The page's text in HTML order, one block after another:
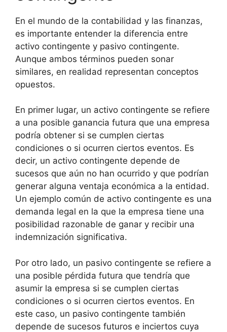
En el mundo de la contabilidad y las finanzas,
es importante entender la diferencia entre
activo contingente y pasivo contingente.
Aunque ambos términos pueden sonar
similares, en realidad representan conceptos
opuestos.
En primer lugar, un activo contingente se refiere
a una posible ganancia futura que una empresa
podría obtener si se cumplen ciertas
condiciones o si ocurren ciertos eventos. Es
decir, un activo contingente depende de
sucesos que aún no han ocurrido y que podrían
generar alguna ventaja económica a la entidad.
Un ejemplo común de activo contingente es una
demanda legal en la que la empresa tiene una
posibilidad razonable de ganar y recibir una
indemnización significativa.
Por otro lado, un pasivo contingente se refiere a
una posible pérdida futura que tendría que
asumir la empresa si se cumplen ciertas
condiciones o si ocurren ciertos eventos. En
este caso, un pasivo contingente también
depende de sucesos futuros e inciertos cuya